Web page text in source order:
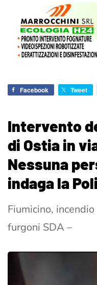
Facebook Tweet
Intervento
di Ostia in
Nessuna
indaga la
Fiumicino,
furgoni SDA –